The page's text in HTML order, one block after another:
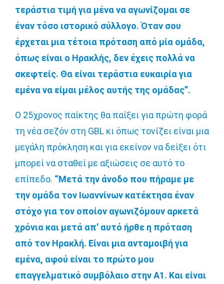
τεράστια τιμή για μένα να αγωνίζομαι σε
έναν τόσο ιστορικό σύλλογο. Όταν σου
έρχεται μια τέτοια πρόταση από μία ομάδα,
όπως είναι ο Ηρακλής, δεν έχεις πολλά να
σκεφτείς. Θα είναι τεράστια ευκαιρία για
εμένα να είμαι μέλος αυτής της ομάδας”.
O 25χρονος παίκτης θα παίξει για πρώτη φορά
τη νέα σεζόν στη GBL κι όπως τονίζει είναι μια
μεγάλη πρόκληση και για εκείνον να δείξει ότι
μπορεί να σταθεί με αξιώσεις σε αυτό το
επίπεδο. “Μετά την άνοδο που πήραμε με
την ομάδα τον Ιωαννίνων κατέκτησα έναν
στόχο για τον οποίον αγωνιζόμουν αρκετά
χρόνια και μετά απ’ αυτό ήρθε η πρόταση
από τον Ηρακλή. Είναι μια ανταμοιβή για
εμένα, αφού είναι το πρώτο μου
επαγγελματικό συμβόλαιο στην Α1. Και είναι